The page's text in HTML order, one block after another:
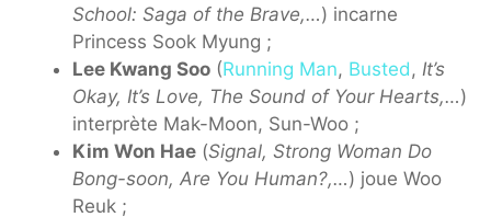
School: Saga of the Brave,…) incarne
Princess Sook Myung ;
Lee Kwang Soo (Running Man, Busted, It’s
Okay, It’s Love, The Sound of Your Hearts,…)
interprète Mak-Moon, Sun-Woo ;
Kim Won Hae (Signal, Strong Woman Do
Bong-soon, Are You Human?,…) joue Woo
Reuk ;